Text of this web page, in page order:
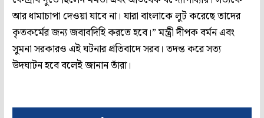
আর ধামাচাপা দেওয়া যাবে না। যারা বাংলাকে লুট করেছে তাদের
কৃতকর্মের জন্য জবাবদিহি করতে হবে।” মন্ত্রী দীপক বর্মন এবং
সুমনা সরকারও এই ঘটনার প্রতিবাদে সরব। তদন্ত করে সত্য
উদঘাটন হবে বলেই জানান তাঁরা।